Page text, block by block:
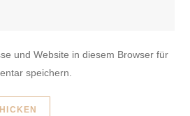
und Website in diesem Browser für
speichern.